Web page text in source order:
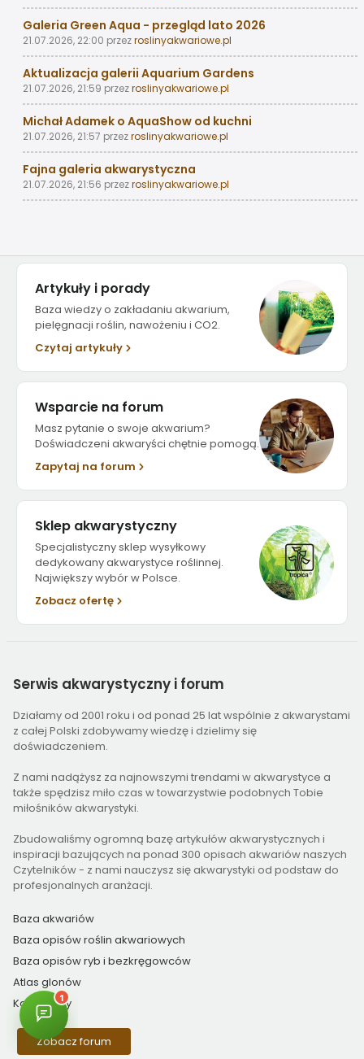
Galeria Green Aqua - przegląd lato 2026
21.07.2026, 22:00 przezroslinyakwariowe.pl
Aktualizacja galerii Aquarium Gardens
21.07.2026, 21:59 przezroslinyakwariowe.pl
Michał Adamek o AquaShow od kuchni
21.07.2026, 21:57 przezroslinyakwariowe.pl
Fajna galeria akwarystyczna
21.07.2026, 21:56 przezroslinyakwariowe.pl
Artykuły i porady
Baza wiedzy o zakładaniu akwarium,
pielęgnacji roślin, nawożeniu i CO2.
Czytaj artykuły
Wsparcie na forum
Masz pytanie o swoje akwarium?
Doświadczeni akwaryści chętnie pomogą.
Zapytaj na forum
Sklep akwarystyczny
Specjalistyczny sklep wysyłkowy
dedykowany akwarystyce roślinnej.
Największy wybór w Polsce.
Zobacz ofertę
Serwis akwarystyczny i forum
Działamy od 2001 roku i od ponad 25 lat wspólnie z akwarystami
z całej Polski zdobywamy wiedzę i dzielimy się
doświadczeniem.
Z nami nadążysz za najnowszymi trendami w akwarystyce a
także spędzisz miło czas w towarzystwie podobnych Tobie
miłośników akwarystyki.
Zbudowaliśmy ogromną bazę artykułów akwarystycznych i
inspiracji bazujących na ponad 300 opisach akwariów naszych
Czytelników - z nami nauczysz się akwarystyki od podstaw do
profesjonalnych aranżacji.
Baza akwariów
Baza opisów roślin akwariowych
Baza opisów ryb i bezkręgowców
Atlas glonów
Kalkulatory
Zobacz forum